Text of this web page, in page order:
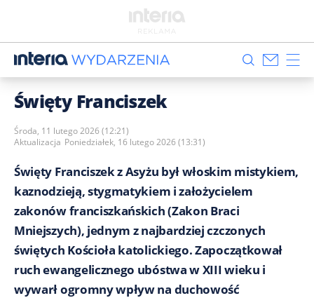
Święty Franciszek
Środa, 11 lutego 2026 (12:21)
Aktualizacja Poniedziałek, 16 lutego 2026 (13:31)
Święty Franciszek z Asyżu był włoskim mistykiem,
kaznodzieją, stygmatykiem i założycielem
zakonów franciszkańskich (Zakon Braci
Mniejszych), jednym z najbardziej czczonych
świętych Kościoła katolickiego. Zapoczątkował
ruch ewangelicznego ubóstwa w XIII wieku i
wywarł ogromny wpływ na duchowość